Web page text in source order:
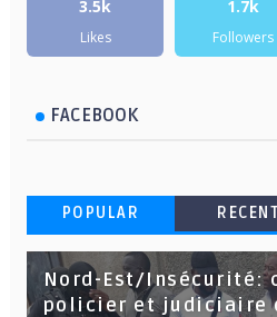
3.5k
Likes
1.7k
Followers
FACEBOOK
POPULAR
Nord-Est/Insécurité:
policier et judiciaire